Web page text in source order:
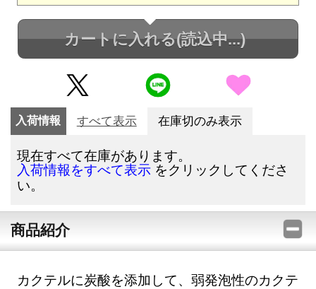
カートに入れる(読込中...)
入荷情報 すべて表示 在庫切のみ表示
現在すべて在庫があります。
入荷情報をすべて表示 をクリックしてくださ
い。
商品紹介
カクテルに炭酸を添加して、弱発泡性のカクテ